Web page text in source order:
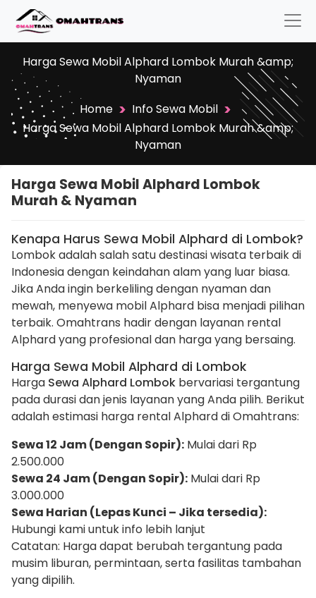
Harga Sewa Mobil Alphard Lombok Murah &amp;
Nyaman
Home > Info Sewa Mobil >
Harga Sewa Mobil Alphard Lombok Murah &amp;
Nyaman
Harga Sewa Mobil Alphard Lombok
Murah & Nyaman
Kenapa Harus Sewa Mobil Alphard di Lombok?
Lombok adalah salah satu destinasi wisata terbaik di
Indonesia dengan keindahan alam yang luar biasa.
Jika Anda ingin berkeliling dengan nyaman dan
mewah, menyewa mobil Alphard bisa menjadi pilihan
terbaik. Omahtrans hadir dengan layanan rental
Alphard yang profesional dan harga yang bersaing.
Harga Sewa Mobil Alphard di Lombok
Harga Sewa Alphard Lombok bervariasi tergantung
pada durasi dan jenis layanan yang Anda pilih. Berikut
adalah estimasi harga rental Alphard di Omahtrans:
Sewa 12 Jam (Dengan Sopir): Mulai dari Rp
2.500.000
Sewa 24 Jam (Dengan Sopir): Mulai dari Rp
3.000.000
Sewa Harian (Lepas Kunci – Jika tersedia):
Hubungi kami untuk info lebih lanjut
Catatan: Harga dapat berubah tergantung pada
musim liburan, permintaan, serta fasilitas tambahan
yang dipilih.